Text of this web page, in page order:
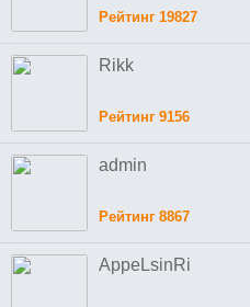
Рейтинг 19827
Rikk
Рейтинг 9156
admin
Рейтинг 8867
AppeLsinRi